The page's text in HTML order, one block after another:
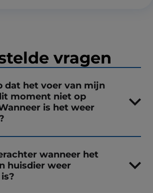
vragen
dat het voer van mijn
moment niet op
is het weer
wanneer het
huisdier weer